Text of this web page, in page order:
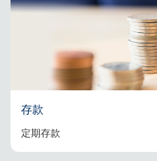
存款
定期存款